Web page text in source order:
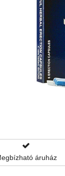
áruház